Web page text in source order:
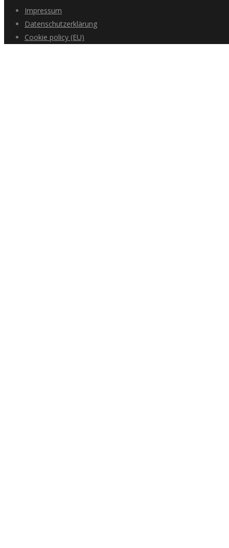
Impressum
Datenschutzerklärung
Cookie policy (EU)